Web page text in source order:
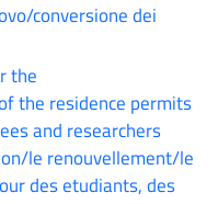
conversione dei
the
the residence permits
and researchers
le renouvellement/le
des etudiants, des